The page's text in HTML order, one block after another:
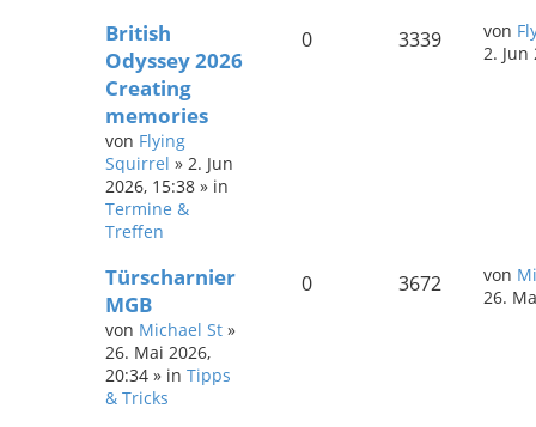
British
Odyssey 2026
Creating
memories
von Flying
Squirrel » 2. Jun
2026, 15:38 » in
Termine &
Treffen
0 3339 von
2. Jun
Türscharnier
MGB
von Michael St »
26. Mai 2026,
20:34 » in Tipps
& Tricks
0 3672 von
26.